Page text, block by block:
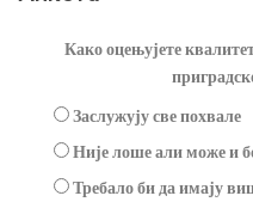
Како оцењујете
Заслужују све похвале
Није лоше али може и
Требало би да имају